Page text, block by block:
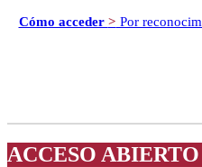
Cómo acceder > Por
ACCESO ABIERTO